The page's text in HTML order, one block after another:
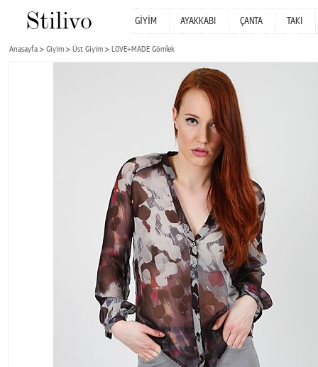
GİYİM AYAKKABI ÇANTA TAKI
Anasayfa Giyim Üst Giyim LOVE+MADE Gömlek